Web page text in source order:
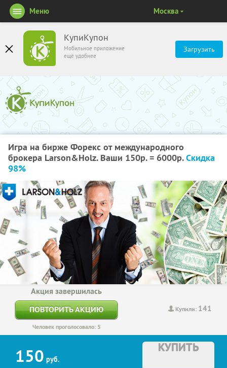
КупиКупон
Мобильное приложение
ещё удобнее
Загрузить
Меню Москва
Игра на бирже Форекс от международного
брокера Larson&Holz. Ваши 150р. = 6000р.Скидка
98%
Купили: 141
Акция завершилась
ПОВТОРИТЬ АКЦИЮ
Человек проголосовало: 5
150 руб.
КУПИТЬ